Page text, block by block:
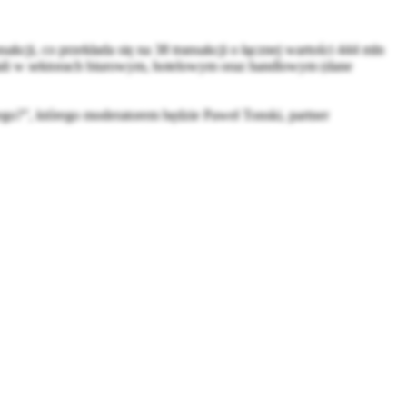
co przekłada się na 38 transakcji o łącznej wartości 444 mln
w sektorach biurowym, hotelowym oraz handlowym (dane
którego moderatorem będzie Paweł Tonski, partner